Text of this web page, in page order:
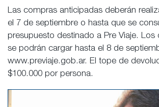
Las compras anticipadas deberán
el 7 de septiembre o hasta que se
presupuesto destinado a Pre Viaje.
se podrán cargar hasta el 8 de
www.previaje.gob.ar. El tope de
$100.000 por persona.